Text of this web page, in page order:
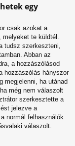
egy
csak azokat a
te küldtél.
tudsz szerkeszteni,
Abban az
a hozzászólásod
hozzászólás hányszor
megjelenni, ha utánad
még nem válaszolt
szerkesztette a
jelezve a
normál felhasználók
válaszolt.